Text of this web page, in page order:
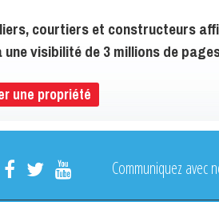
courtiers et constructeurs
une visibilité de 3 millions de
une propriété
Communiquez avec